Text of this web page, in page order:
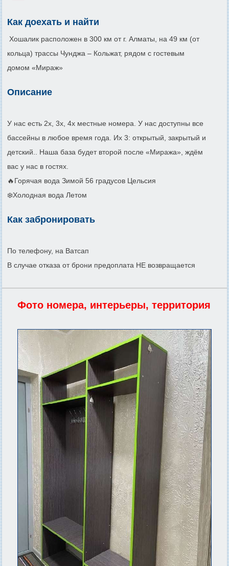
Как доехать и найти
Хошалик расположен в 300 км от г. Алматы, на 49 км (от
кольца) трассы Чунджа – Кольжат, рядом с гостевым
домом «Мираж»
Описание
У нас есть 2х, 3х, 4х местные номера. У нас доступны все
бассейны в любое время года. Их 3: открытый, закрытый и
детский.. Наша база будет второй после «Миража», ждём
вас у нас в гостях.
🔥Горячая вода Зимой 56 градусов Цельсия
❄️Холодная вода Летом
Как забронировать
По телефону, на Ватсап
В случае отказа от брони предоплата НЕ возвращается
Фото номера, интерьеры, территория